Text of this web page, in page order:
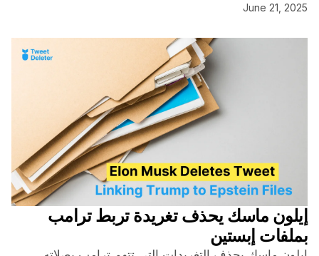
June 21, 2025
إيلون ماسك يحذف تغريدة تربط ترامب
بملفات إبستين